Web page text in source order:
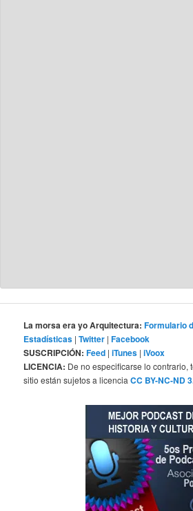
La morsa era yo Arquitectura: Formulario
Estadísticas |Twitter |Facebook
SUSCRIPCIÓN: Feed |iTunes |iVoox
LICENCIA: De no especificarse lo contrario,
sitio están sujetos a licenciaCC BY-NC-ND